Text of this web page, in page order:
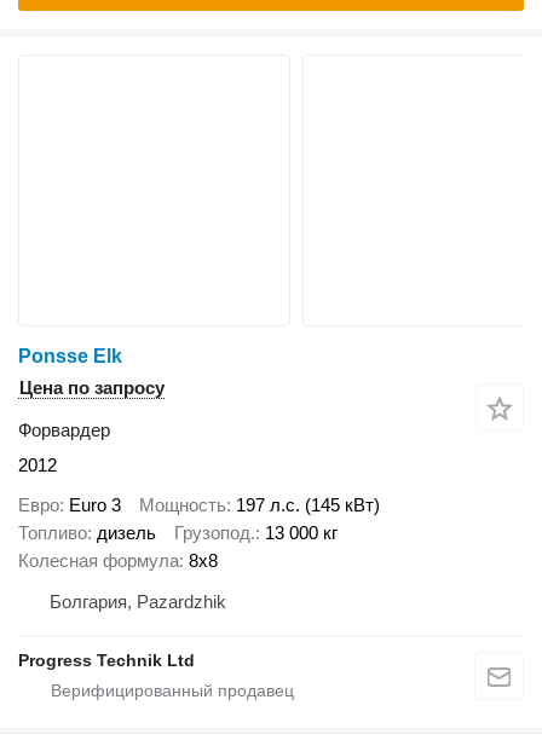
Ponsse Elk
Цена по запросу
Форвардер
2012
Евро Euro 3 Мощность 197 л.с. (145 кВт)
Топливо дизель Грузопод. 13 000 кг
Колесная формула 8x8
Болгария, Pazardzhik
Progress Technik Ltd